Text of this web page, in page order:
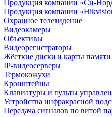
Продукция компании «Си-
Продукция компании
Охранное телевидение
Видеокамеры
Объективы
Видеорегистраторы
Жёсткие диски и карты памяти
IP-видеосерверы
Термокожухи
Кронштейны
Клавиатуры и пульты
Устройства инфракрасной
Передача сигналов по витой